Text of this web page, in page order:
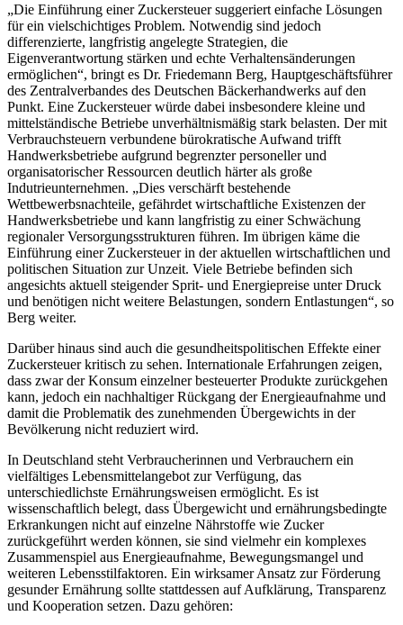
„Die Einführung einer Zuckersteuer suggeriert einfache Lösungen
für ein vielschichtiges Problem. Notwendig sind jedoch
differenzierte, langfristig angelegte Strategien, die
Eigenverantwortung stärken und echte Verhaltensänderungen
ermöglichen“, bringt es Dr. Friedemann Berg, Hauptgeschäftsführer
des Zentralverbandes des Deutschen Bäckerhandwerks auf den
Punkt. Eine Zuckersteuer würde dabei insbesondere kleine und
mittelständische Betriebe unverhältnismäßig stark belasten. Der mit
Verbrauchsteuern verbundene bürokratische Aufwand trifft
Handwerksbetriebe aufgrund begrenzter personeller und
organisatorischer Ressourcen deutlich härter als große
Indutrieunternehmen. „Dies verschärft bestehende
Wettbewerbsnachteile, gefährdet wirtschaftliche Existenzen der
Handwerksbetriebe und kann langfristig zu einer Schwächung
regionaler Versorgungsstrukturen führen. Im übrigen käme die
Einführung einer Zuckersteuer in der aktuellen wirtschaftlichen und
politischen Situation zur Unzeit. Viele Betriebe befinden sich
angesichts aktuell steigender Sprit- und Energiepreise unter Druck
und benötigen nicht weitere Belastungen, sondern Entlastungen“, so
Berg weiter.
Darüber hinaus sind auch die gesundheitspolitischen Effekte einer
Zuckersteuer kritisch zu sehen. Internationale Erfahrungen zeigen,
dass zwar der Konsum einzelner besteuerter Produkte zurückgehen
kann, jedoch ein nachhaltiger Rückgang der Energieaufnahme und
damit die Problematik des zunehmenden Übergewichts in der
Bevölkerung nicht reduziert wird.
In Deutschland steht Verbraucherinnen und Verbrauchern ein
vielfältiges Lebensmittelangebot zur Verfügung, das
unterschiedlichste Ernährungsweisen ermöglicht. Es ist
wissenschaftlich belegt, dass Übergewicht und ernährungsbedingte
Erkrankungen nicht auf einzelne Nährstoffe wie Zucker
zurückgeführt werden können, sie sind vielmehr ein komplexes
Zusammenspiel aus Energieaufnahme, Bewegungsmangel und
weiteren Lebensstilfaktoren. Ein wirksamer Ansatz zur Förderung
gesunder Ernährung sollte stattdessen auf Aufklärung, Transparenz
und Kooperation setzen. Dazu gehören: